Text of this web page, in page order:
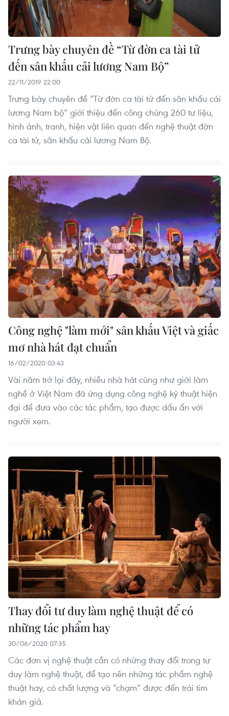
Trưng bày chuyên đề “Từ đờn ca tài tử
đến sân khấu cải lương Nam Bộ”
22/11/2019 22:00
Trưng bày chuyên đề “Từ đờn ca tài tử đến sân khấu cải
lương Nam bộ” giới thiệu đến công chúng 260 tư liệu,
hình ảnh, tranh, hiện vật liên quan đến nghệ thuật đờn
ca tài tử, sân khấu cải lương Nam Bộ.
Công nghệ "làm mới" sân khấu Việt và giấc
mơ nhà hát đạt chuẩn
16/02/2020 03:43
Vài năm trở lại đây, nhiều nhà hát cũng như giới làm
nghề ở Việt Nam đã ứng dụng công nghệ kỹ thuật hiện
đại để đưa vào các tác phẩm, tạo được dấu ấn với
người xem.
Thay đổi tư duy làm nghệ thuật để có
những tác phẩm hay
30/06/2020 07:35
Các đơn vị nghệ thuật cần có những thay đổi trong tư
duy làm nghệ thuật, để tạo nên những tác phẩm nghệ
thuật hay, có chất lượng và “chạm” được đến trái tim
khán giả.